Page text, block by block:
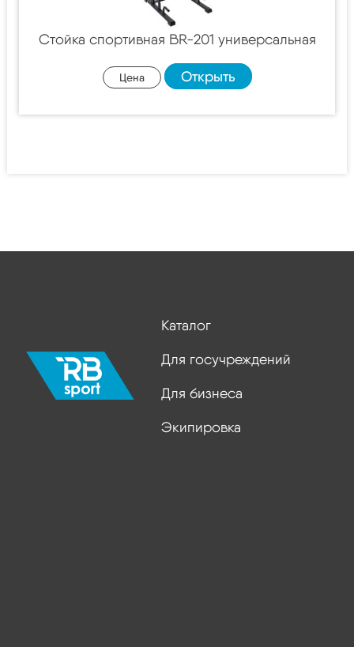
Стойка спортивная BR-201 универсальная
Цена Открыть
Каталог
Для госучреждений
Для бизнеса
Экипировка